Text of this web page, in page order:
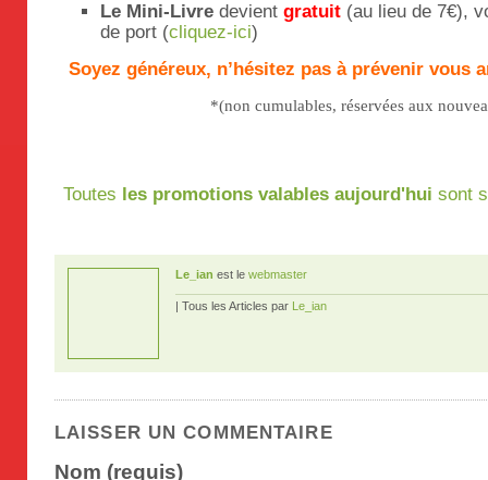
Le Mini-Livre devient gratuit (au lieu de 7€),
de port (cliquez-ici)
Soyez généreux, n’hésitez pas à prévenir vous
*(non cumulables, réservées aux
Toutes les promotions valables aujourd'hui sont
Le_ian est le webmaster
| Tous les Articles par Le_ian
LAISSER UN COMMENTAIRE
Nom (requis)